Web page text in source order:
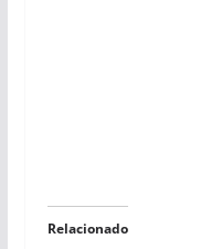
Relacionado